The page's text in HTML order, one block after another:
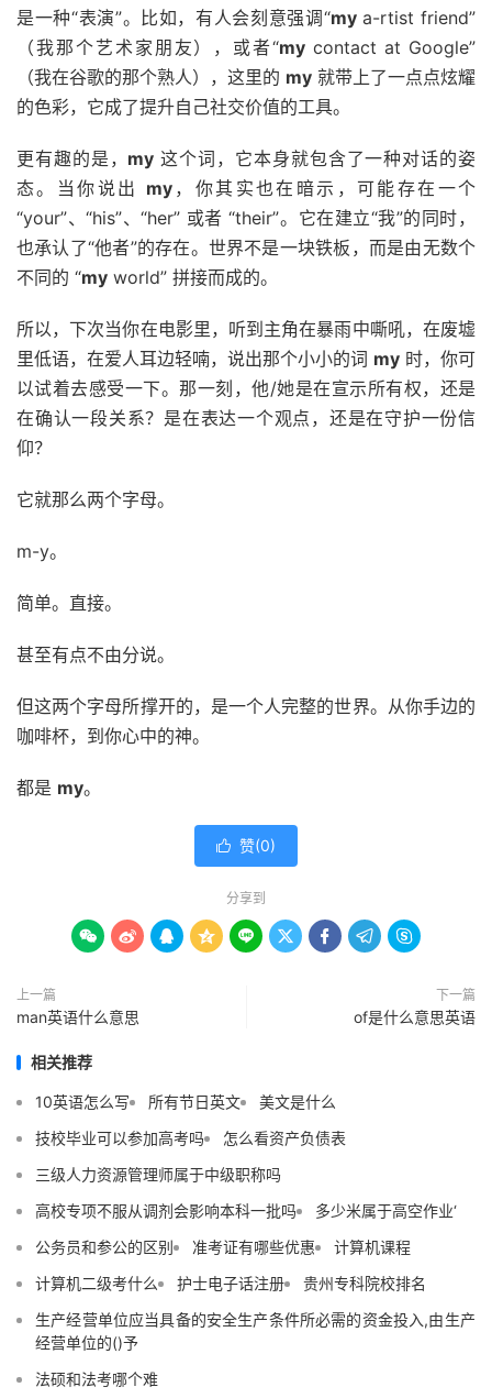
是一种“表演”。比如，有人会刻意强调“mya-rtist friend”
（我那个艺术家朋友），或者“my contact at Google”
（我在谷歌的那个熟人），这里的 my 就带上了一点点炫耀
的色彩，它成了提升自己社交价值的工具。
更有趣的是， my 这个词，它本身就包含了一种对话的姿
态。当你说出 my，你其实也在暗示，可能存在一个
“your”、“his”、“her” 或者 “their”。它在建立“我”的同时，
也承认了“他者”的存在。世界不是一块铁板，而是由无数个
不同的 “my world” 拼接而成的。
所以，下次当你在电影里，听到主角在暴雨中嘶吼，在废墟
里低语，在爱人耳边轻喃，说出那个小小的词 my 时，你可
以试着去感受一下。那一刻，他/她是在宣示所有权，还是
在确认一段关系？是在表达一个观点，还是在守护一份信
仰？
它就那么两个字母。
m-y。
简单。直接。
甚至有点不由分说。
但这两个字母所撑开的，是一个人完整的世界。从你手边的
咖啡杯，到你心中的神。
都是 my。
 赞(0)
分享到
        
上一篇
man英语什么意思
下一篇
of是什么意思英语
相关推荐
10英语怎么写 所有节日英文
美文是什么
技校毕业可以参加高考吗
怎么看资产负债表
三级人力资源管理师属于中级职称吗
高校专项不服从调剂会影响本科一批吗
多少米属于高空作业‘
公务员和参公的区别
准考证有哪些优惠
计算机课程
计算机二级考什么
护士电子话注册
贵州专科院校排名
生产经营单位应当具备的安全生产条件所必需的资金投入,由生产
经营单位的()予
法硕和法考哪个难